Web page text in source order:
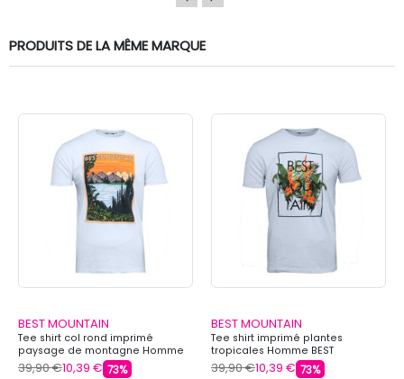
PRODUITS DE LA MÊME MARQUE
BEST MOUNTAIN
Tee shirt col rond imprimé
paysage de montagne Homme
BEST MOUNTAIN
39,90 €10,39 € 73%
BEST MOUNTAIN
Tee shirt imprimé plantes
tropicales Homme BEST
MOUNTAIN
39,90 €10,39 € 73%